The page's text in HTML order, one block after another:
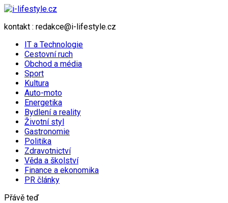
kontakt : redakce@i-lifestyle.cz
IT a Technologie
Cestovní ruch
Obchod a média
Sport
Kultura
Auto-moto
Energetika
Bydlení a reality
Životní styl
Gastronomie
Politika
Zdravotnictví
Věda a školství
Finance a ekonomika
PR články
Přávě teď